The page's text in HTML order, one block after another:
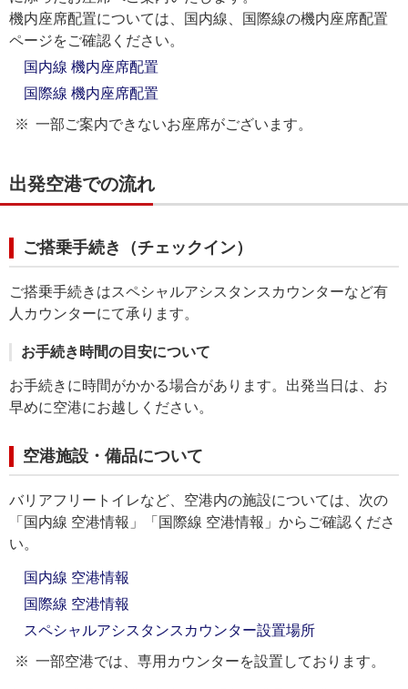
機内座席配置については、国内線、国際線の機内座席配置
ページをご確認ください。
国内線 機内座席配置
国際線 機内座席配置
一部ご案内できないお座席がございます。
出発空港での流れ
ご搭乗手続き（チェックイン）
ご搭乗手続きはスペシャルアシスタンスカウンターなど有
人カウンターにて承ります。
お手続き時間の目安について
お手続きに時間がかかる場合があります。出発当日は、お
早めに空港にお越しください。
空港施設・備品について
バリアフリートイレなど、空港内の施設については、次の
「国内線 空港情報」「国際線 空港情報」からご確認くださ
い。
国内線 空港情報
国際線 空港情報
スペシャルアシスタンスカウンター設置場所
一部空港では、専用カウンターを設置しております。